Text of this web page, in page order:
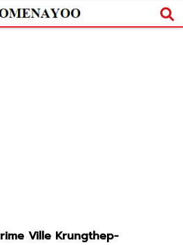
Ville Krungthep-